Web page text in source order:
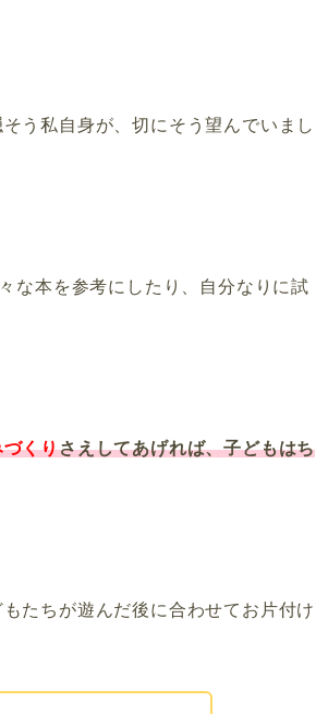
う私自身が、切にそう望んでいまし
な本を参考にしたり、自分なりに試
くりさえしてあげれば、子どもはち
たちが遊んだ後に合わせてお片付け